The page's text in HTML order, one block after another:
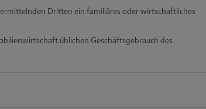
Dritten ein familiäres oder wirtschaftliches
üblichen Geschäftsgebrauch des